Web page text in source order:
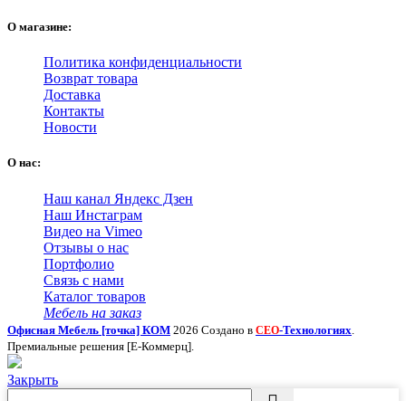
О магазине:
Политика конфиденциальности
Возврат товара
Доставка
Контакты
Новости
О нас:
Наш канал Яндекс Дзен
Наш Инстаграм
Видео на Vimeo
Отзывы о нас
Портфолио
Связь с нами
Каталог товаров
Мебель на заказ
Офисная Мебель [точка] КОМ 2026 Создано в СЕО-Технологиях
Премиальные решения [Е-Коммерц].
Закрыть